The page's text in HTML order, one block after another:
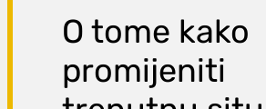
O tome kako
promijeniti